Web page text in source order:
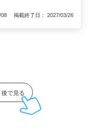
08 掲載終了日： 2027/03/26